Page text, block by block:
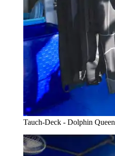
Tauch-Deck - Dolphin Queen